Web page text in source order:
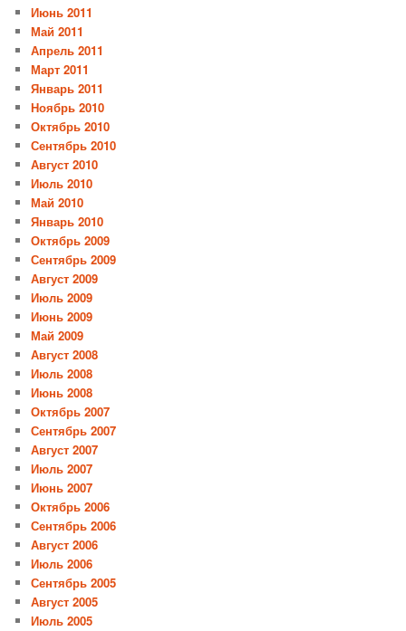
Июнь 2011
Май 2011
Апрель 2011
Март 2011
Январь 2011
Ноябрь 2010
Октябрь 2010
Сентябрь 2010
Август 2010
Июль 2010
Май 2010
Январь 2010
Октябрь 2009
Сентябрь 2009
Август 2009
Июль 2009
Июнь 2009
Май 2009
Август 2008
Июль 2008
Июнь 2008
Октябрь 2007
Сентябрь 2007
Август 2007
Июль 2007
Июнь 2007
Октябрь 2006
Сентябрь 2006
Август 2006
Июль 2006
Сентябрь 2005
Август 2005
Июль 2005